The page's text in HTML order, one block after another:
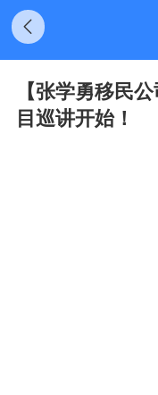
【张学勇移民
目巡讲开始！